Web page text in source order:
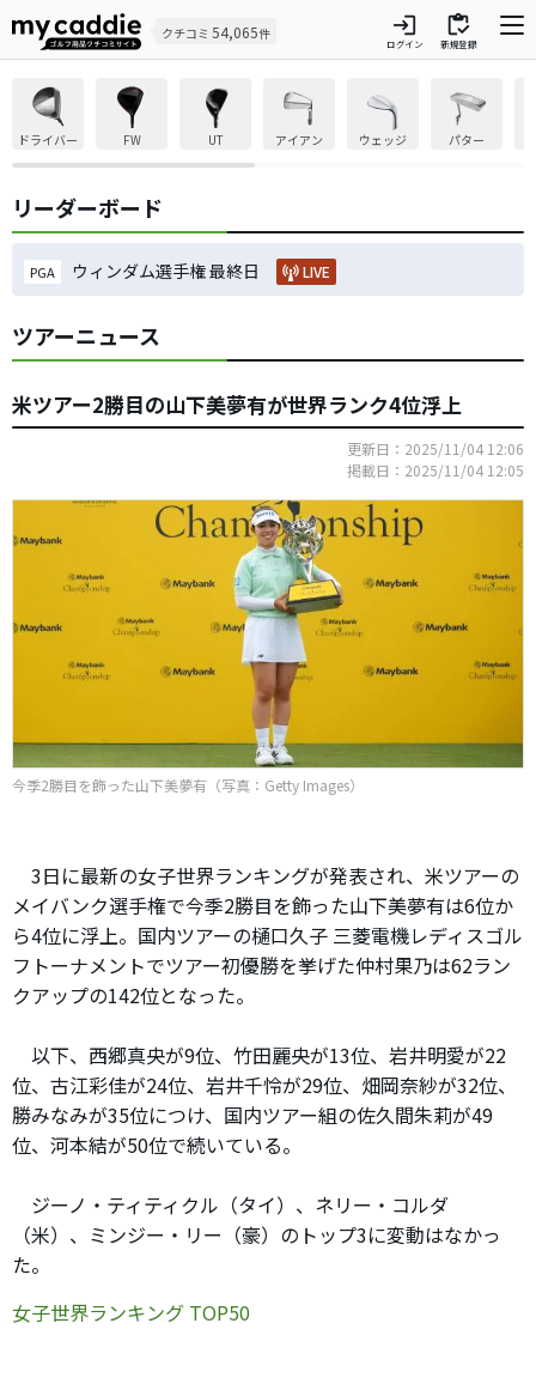
クチコミ 54,065件 login
ログイン
inventory
新規登録
ドライバー FW UT アイアン ウェッジ パター
リーダーボード
PGA ウィンダム選手権 最終日 LIVE
ツアーニュース
米ツアー2勝目の山下美夢有が世界ランク4位浮上
更新日：2025/11/04 12:06
掲載日：2025/11/04 12:05
今季2勝目を飾った山下美夢有（写真：Getty Images）
3日に最新の女子世界ランキングが発表され、米ツアーの
メイバンク選手権で今季2勝目を飾った山下美夢有は6位か
ら4位に浮上。国内ツアーの樋口久子 三菱電機レディスゴル
フトーナメントでツアー初優勝を挙げた仲村果乃は62ラン
クアップの142位となった。
以下、西郷真央が9位、竹田麗央が13位、岩井明愛が22
位、古江彩佳が24位、岩井千怜が29位、畑岡奈紗が32位、
勝みなみが35位につけ、国内ツアー組の佐久間朱莉が49
位、河本結が50位で続いている。
ジーノ・ティティクル（タイ）、ネリー・コルダ
（米）、ミンジー・リー（豪）のトップ3に変動はなかっ
た。
女子世界ランキング TOP50